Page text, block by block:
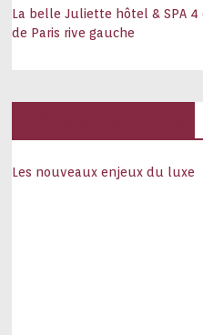
La belle Juliette hôtel & SPA
de Paris rive gauche
Les nouveaux enjeux du luxe